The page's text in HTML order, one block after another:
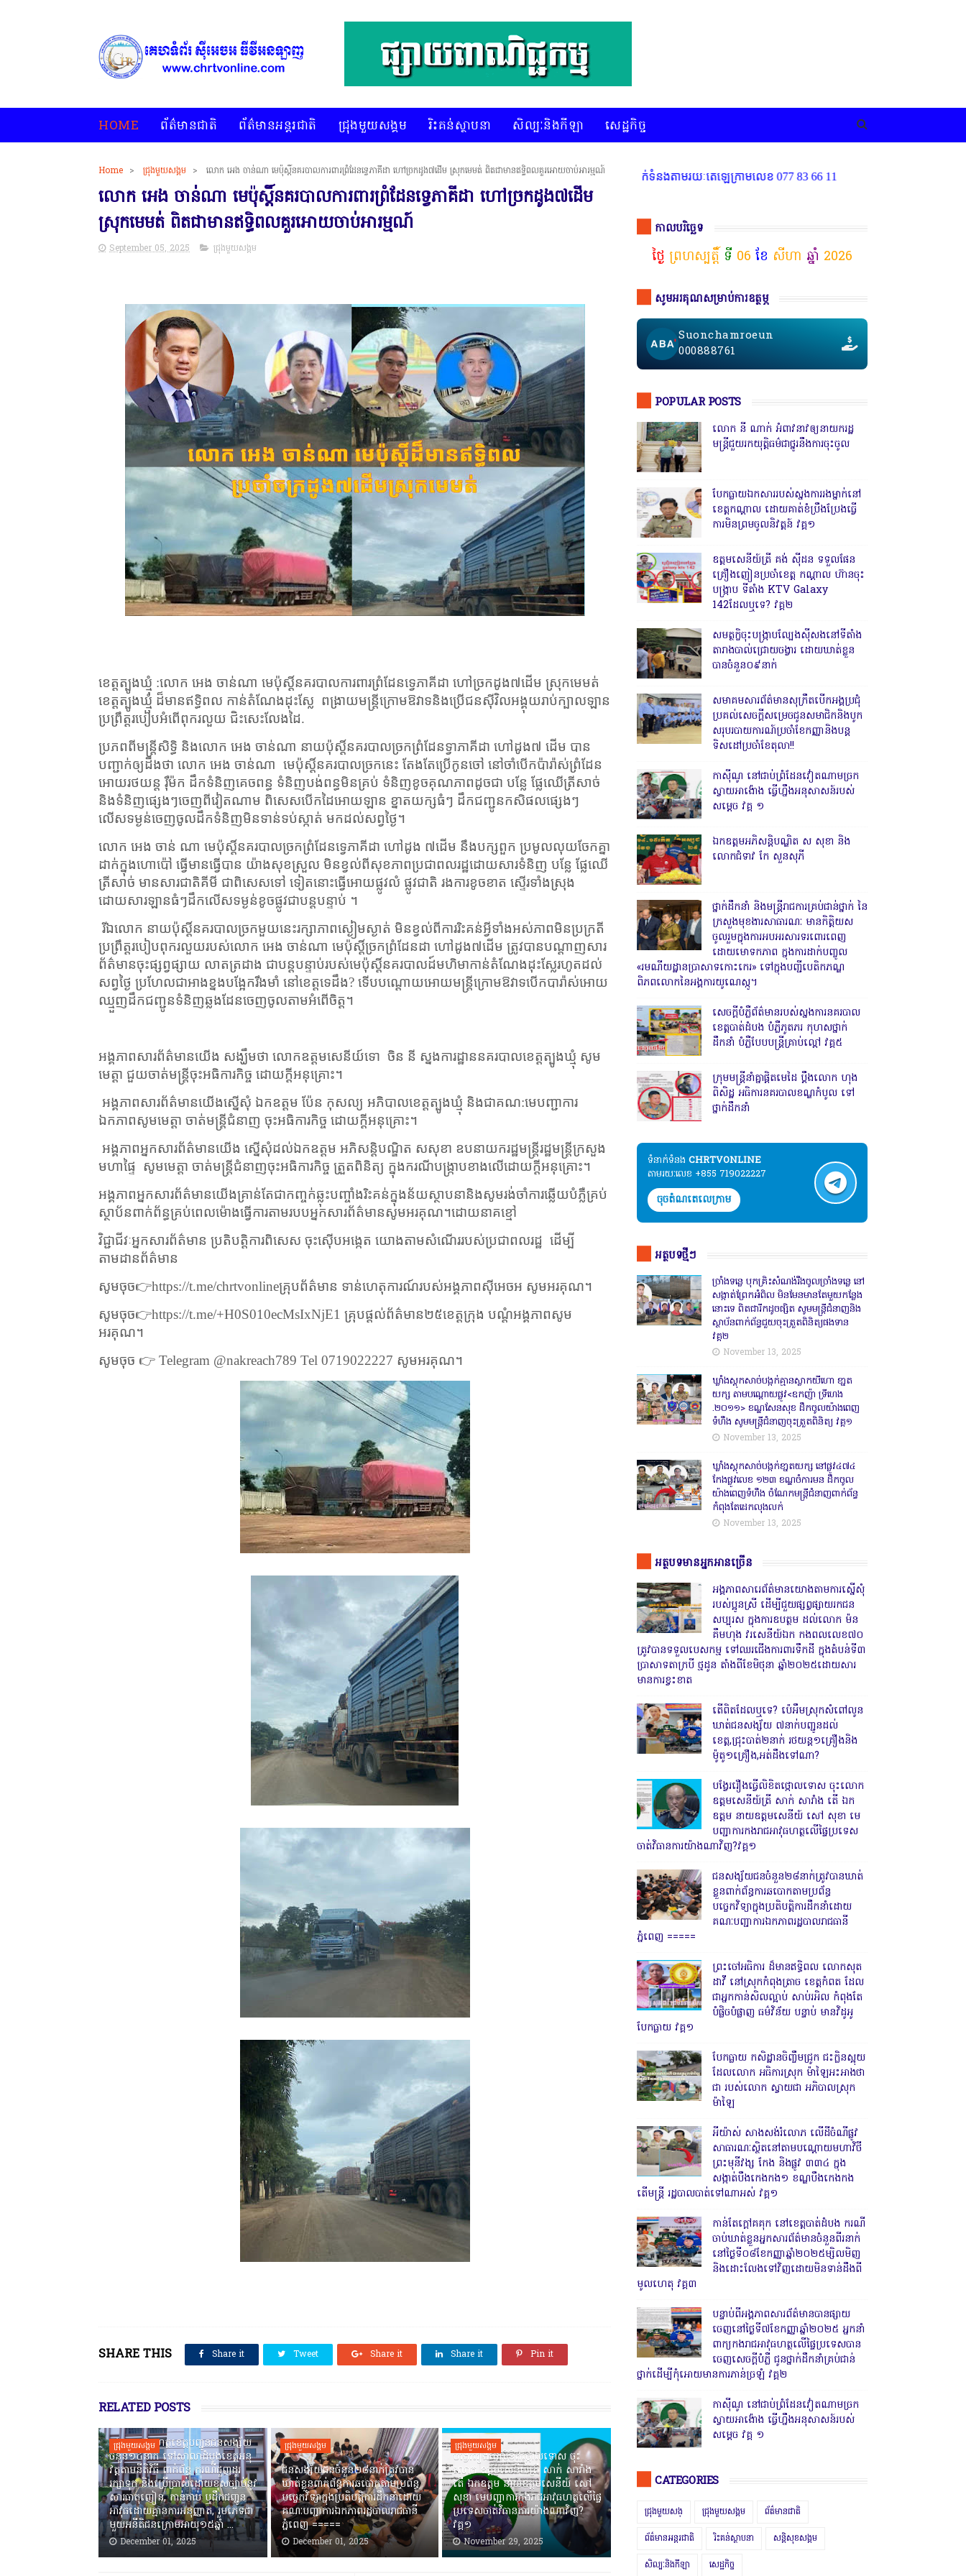
HOME ព័ត៌មានជាតិ ព័ត៌មានអន្តរជាតិ ជ្រុងមួយសង្គម រិះគន់ស្ថាបនា សិល្បៈនិងកីឡា សេដ្ឋកិច្ច
Home > ជ្រុងមួយសង្គម > លោក អេង ចាន់ណា មេប៉ុស្តិ៍នគរបាលការពារព្រំដែនទ្វេភាគីដា ហៅច្រកដូង៧ដើម ស្រុកមេមត់ ពិតជាមានឥទ្ធិពលគួរអោយចាប់អារម្មណ៍
លោក អេង ចាន់ណា មេប៉ុស្តិ៍នគរបាលការពារព្រំដែនទ្វេភាគីដា ហៅច្រកដូង៧ដើម
ស្រុកមេមត់ ពិតជាមានឥទ្ធិពលគួរអោយចាប់អារម្មណ៍
September 05, 2025 ជ្រុងមួយសង្គម
ខេត្តត្បូងឃ្មុំ :លោក អេង ចាន់ណា មេប៉ុស្តិ៍នគរបាលការពារព្រំដែនទ្វេភាគីដា ហៅច្រកដូង៧ដើម ស្រុកមេមត់
ខេត្តត្បូងឃ្មុំ ដ៏មានឥទ្ធិពល កាន់តំណែងដុះស្លែ ពង្រាយមន្រ្តីក្រោមឱវាទនិងប្រើជនស៊ីវិលអង្គុយរាប់ក្បាលឡាន
ប្រព្រឹត្តរបៀបអំពើពុករលួយ ជិះសេះលែងដៃ.
ប្រភពពីមន្ត្រីសិទ្ធិ និងលោក អេង ចាន់ណា នាយប៉ុស្តិ៍នគរបាលច្រកព្រំដែនទ្វាភាគីដា ហៅដូង៧ ដើម បាន
បញ្ជាក់ឲ្យដឹងថា លោក អេង ចាន់ណា មេប៉ុស្តិ៍នគរបាលច្រកនេះ តែងតែប្រើកូនចៅ នៅចាំបើកប៉ារ៉ាស់ព្រំដែន
អោយរថយន្ត រ៉ឺម៉ក ដឹកទំនិញគេចពន្ធ ទំនិញបង់ពន្ធមិនគ្រប់ ទំនិញខូចគុណភាពដូចជា បន្លែ ផ្លែឈើត្រីសាច់
និងទំនិញផ្សេងៗចេញពីវៀតណាម ពិសេសបើកដៃអោយឡាន ខ្នាតយក្សធំៗ ដឹកជញ្ជូនកសិផលផ្សេងៗ
លើសទម្ងន់ចេញចូលដឹកទំនិញមិនទាន់ទប់ស្កាត់ មកដល់សព្វថ្ងៃ។
លោក អេង ចាន់ ណា មេប៉ុស្តិ៍នគរបាលច្រកព្រំដែនទ្វេភាគីដា ហៅដូង ៧ដើម នឹងបក្សពួក ប្រមូលលុយចែកគ្នា
ដាក់ក្នុងហោប៉ៅ ធ្វើមានធ្វើបាន យ៉ាងសុខស្រួល មិនខ្វល់ពីសុខភាពប្រជាពលរដ្ឋដោយសារទំនិញ បន្លែ ផ្លែឈើ
ត្រីសាច់ មានសារជាតិគីមី ជាពិសេសទៅ ទៀតនោះធ្វើអោយផ្លូវលំ ផ្លូវជាតិ រងការខូចខាត ស្ទើរទាំងស្រុង
ដោយសារឡានធំៗដឹកលើសទម្ងន់ខូចផ្លូវជាបន្តបន្ទាប់ ។
រីឯលោក នាយប៉ុស្តិ៍នគរបាលច្រកមួយនេះរក្សាភាពស្ងៀមស្ងាត់ មិនខ្វល់ពីការរិះគន់អ្វីទាំងអស់ភាពមិនប្រក្រតី
ប្រព្រឹត្តរបៀបពុករលួយរបស់លោក អេង ចាន់ណា មេប៉ុស្តិ៍ច្រកព្រំដែនដា ហៅដូង៧ដើម ត្រូវបានបណ្ដាញសារ
ព័ត៌មានចុះផ្សព្វផ្សាយ លាតត្រដាង ជាបន្តបន្ទាប់របស់មេប៉ុស្ដិ៍នគរបាលដ៍មហិមាកាន់តំណែងដុះស្លែរហូតដល់
សព្វថ្ងៃ ប្រហែលជាអាងខ្នងបង្អែករឹងមាំ នៅខេត្តទេដឹង? ទើបបណ្ដោយអោយមន្រ្តីក្រោមឱវាទបើកបារ៉ាស់អោយ
ឈ្មួញដឹកជញ្ជូនទំនិញឆ្លងដែនចេញចូលតាមអំពើចិត្ត។
អង្គភាពសារព័ត៌មានយើង សង្ឃឹមថា​ លោកឧត្តមសេនីយ៍ទោ ចិន នី ស្នងការដ្ឋាននគរបាលខេត្តត្បូងឃ្មុំ សូម
មេត្តា ជួយចាត់មន្ត្រីចុះអធិការកិច្ច ដោយក្តីអនុគ្រោះ។
អង្គភាពសារព័ត៌មានយើង​ស្នើសុំ ឯកឧត្តម ប៉ែន កុសល្យ អភិបាលខេត្តត្បូងឃ្មុំ និងជាគណ:មេបញ្ជាការ
ឯកភាពសូមមេត្តា ចាត់មន្ត្រីជំនាញ ចុះអធិការកិច្ច ដោយក្តីអនុគ្រោះ។
អង្គភាពអ្នកសារព័ត៌មានយើង ស្នើសុំដល់ឯកឧត្តម អភិសន្តិបណ្ឌិត សសុខា ឧបនាយករដ្ឋមន្ត្រីរដ្ឋមន្ត្រីក្រសួង
មហាផ្ទៃ
សូមមេត្តា ចាត់មន្ត្រីជំនាញចុះអធិការកិច្ច ត្រួតពិនិត្យ ក្នុងករណីបង្ក្រាបខាងលើដោយក្តីអនុគ្រោះ។
អង្គភាពអ្នកសារព័ត៌មានយើងគ្រាន់តែជាកញ្ចក់ឆ្លុះបញ្ចាំងរិះគន់ក្នុងន័យស្ថាបនានិងសូមរង់ចាំការឆ្លើយបំភ្លឺគ្រប់
ស្ថាប័នពាក់ព័ន្ធគ្រប់ពេលម៉ោងធ្វើការតាមរបបអ្នកសារព័ត៌មានសូមអរគុណ។ដោយនាគខ្មៅ
វិជ្ជាជីវៈអ្នកសារព័ត៌មាន ប្រតិបត្តិការពិសេស ចុះស៊ើបអង្កេត យោងតាមសំណើររបស់ប្រជាពលរដ្ឋ ដើម្បី
តាមដានព័ត៌មាន
សូមចុច👉https://t.me/chrtvonlineគ្រុបព័ត៌មាន ទាន់ហេតុការណ៍របស់អង្គភាពស៊ីអេចអ សូមអរគុណ។
សូមចុច👉https://t.me/+H0S010ecMsIxNjE1 គ្រុបផ្តល់ព័ត៌មាន២៥ខេត្តក្រុង បណ្តំអង្គភាពសូម
អរគុណ។
សូមចុច 👉 Telegram @nakreach789 Tel 0719022227 សូមអរគុណ។
SHARE THIS Share it Tweet Share it Share it Pin it
RELATED POSTS
ជ្រុងមួយសង្គម
កងរាជឣាវុធហត្ថខេត្តបញ្ជូនជនសង្ស័យ
ចំនួន១៤នាក់ ទៅសាលាដំបូងខេត្តឣនុ
វត្តតាមនីតិវិធី ពាក់ព័ន្ធ ករណីជួញដូរ
រក្សាទុក និងប្រើប្រាស់ដោយខុសច្បាប់នូវ
សារធាតុញៀន, កាន់កាប់ ឬដឹកជញ្ជូន
អាវុធដោយគ្មានការអនុញ្ញាត, រួមភេទជា
មួយអនីតិជនក្រោមអាយុ១៥ឆ្នាំ ...
December 01, 2025
ជ្រុងមួយសង្គម
ជនសង្ស័យជនចំនួន២៨នាក់ត្រូវបាន
ឃាត់ខ្លួនពាក់ព័ន្ធការឆបោកតាមប្រព័ន្ធ
បច្ចេកវិទ្យាក្នុងប្រតិបត្តិការដឹកនាំដោយ
គណៈបញ្ជាការឯកភាពរដ្ឋបាលរាជធានី
ភ្នំពេញ ‎=====
December 01, 2025
ជ្រុងមួយសង្គម
បង្វែររឿងធ្វើលិខិតថ្កោលទោស ចុះ
លោក ឧត្តមសេនីយ៍ត្រី សាក់ សារាំង
តើ ឯកឧត្តម នាយឧត្តមសេនីយ៍ សៅ
សុខា មេបញ្ជាការកងរាជអាវុធហត្ថលើផ្ទៃ
ប្រទេសចាត់វិធានការយ៉ាងណាវិញ?
វគ្គ១
November 29, 2025
ធីវីអនឡាញ ជាព័ត៌មានពិត រហ័ស អព្យាក្រឹត និងរៀបចំ ជ្រើសរើស ក្រុមការងារ នៅតាមបណ្តាលរាជធានី ខេត្ត មានចំណាប់អារម្មណ៍ សូមទំនាក់ទំនងតាមរយៈតេឡេក្រាមលេខ 077 83 66 11
កាលបរិច្ឆេទ
ថ្ងៃ ព្រហស្បត្តិ៍ ទី 06 ខែ សីហា ឆ្នាំ 2026
សូមអរគុណសម្រាប់ការឧត្ថម្ភ
Suonchamroeun
000888761
POPULAR POSTS
លោក នី ណាក់ អំពាវនាវឲ្យនាយករដ្ឋ
មន្ត្រីជួយរកយុត្តិធម៌ជាថ្នូរនឹងការចុះចូល
បែកធ្លាយឯកសាររបស់ស្នងការរងម្នាក់នៅ
ខេត្តកណ្ដាល ដោយគាត់ខំប្រឹងប្រែងធ្វើ
ការមិនព្រមចូលនិវត្តន៍ វគ្គ១
ឧត្តមសេនីយ៍ត្រី គង់ ស៊ីដន ទទួលផែន
គ្រឿងញៀនប្រចាំខេត្ត កណ្តាល ហ៊ានចុះ
បង្ក្រាប ទីតាំង KTV Galaxy
142ដែលឬទេ? វគ្គ២
សមត្ថកិ្ចចុះបង្ក្រាបល្បែងស៊ីសងនៅទីតាំង
តារាងបាល់ជ្រោយចង្វារ ដោយឃាត់ខ្លួន
បានចំនួន០៩នាក់
សមាគមសារព័ត៌មានសុក្រឹតបើកអង្គប្រជុំ
ប្រគល់សេចក្តីសម្រេចជូនសមាជិកនិងបូក
សរុបរបាយការណ៍ប្រចាំខែកញ្ញានិងបន្ត
ទិសដៅប្រចាំខែតុលា!!
កាសុីណូ នៅជាប់ព្រំដែនវៀតណាមច្រក
ស្វាយអាង៉ោង ធ្វើហ្នឹងអនុសាសន៍របស់
សម្ដេច វគ្គ ១
ឯកឧត្តមអភិសន្តិបណ្ឌិត ស សុខា និង
លោកជំទាវ កែ សួនសុភី
ថ្នាក់ដឹកនាំ និងមន្ត្រីរាជការគ្រប់ជាន់ថ្នាក់ នៃ
ក្រសួងមុខងារសាធារណៈ មានកិត្តិយស
ចូលរួមក្នុងការអបអរសារទរពោរពេញ
ដោយមោទកភាព ក្នុងការដាក់បញ្ចូល
«រមណីយដ្ឋានប្រាសាទកោះកេរ» ទៅក្នុងបញ្ជីបេតិកភណ្ឌ
ពិភពលោកនៃអង្គការយូណេស្កូ។
សេចក្តីបំភ្លឺព័ត៌មានរបស់ស្នងការនគរបាល
ខេត្តបាត់ដំបង បំភ្លឺភូតភរ កុហសថ្នាក់
ដឹកនាំ បំភ្លឺបែបបន្ត្រីគ្រាប់ល្ពៅ វគ្គ៥
ក្រុមមន្ត្រីនាំគ្នាផ្ដិតមេដៃ ប្ដឹងលោក ហុង
ពិសិដ្ឋ អធិការនគរបាលខណ្ឌកំបូល ទៅ
ថ្នាក់ដឹកនាំ
ទំនាក់ទំនង​​ CHRTVONLINE
តាមរយៈលេខ +855 719022227
ចុចតំណតេលេក្រាម
អត្ថបទថ្មីៗ
ច្រាំងទន្លេ បុកគ្រិះសំណង់រឹងចូលច្រាំងទន្លេ នៅ
សង្កាត់ព្រែកអំពិល មិនមែនមានតែមួយកន្លែង
នោះទេ ពិតជារីកដូចផ្សិត សូមមន្ត្រីជំនាញនិង
ស្ថាប័នពាក់ព័ន្ធជួយចុះត្រួតពិនិត្យផងទាន
វគ្គ២
November 13, 2025
ឃ្លាំងស្តុកសាច់បង្កក់គ្មានស្លាកយីហោ ខា្នត
យក្ស តាមបណ្តោយផ្លូវ<ឧកញ៉ា ទ្រីហេង
.២០១១> ខណ្ឌសែនសុខ ដឹកចូលយ៉ាងពេញ
ទំហឹង សូមមន្ត្រីជំនាញចុះត្រួតពិនិត្យ វគ្គ១
November 13, 2025
ឃ្លាំងស្តុកសាច់បង្កក់ខា្នតយក្ស នៅផ្លូវ៤៧៤
កែងផ្លូវលេខ ១២៣ ខណ្ឌចំការមន ដឹកចូល
យ៉ាងពេញទំហឹង ចំណែកមន្ត្រីជំនាញពាក់ព័ន្ធ
កំពុងតែដេកលុងលក់
November 13, 2025
អត្ថបទមានអ្នកអានច្រើន
អង្គភាពសារេព័ត៌មានយោងតាមការស្នើសុំ
របស់ប្អូនស្រី ដើម្បីជួយផ្សព្វផ្សាយរកជន
សប្បុរស ក្នុងការឧបត្ថម ដល់លោក ម៉ន
គឹមហុង វរសេនីយ៍ឯក កងពលលេខ៧០
ត្រូវបានទទួលបេសកម្ម ទៅឈរជើងការពារទឹកដី ក្នុងតំបន់ទី៣
ប្រាសាទតាក្របី ថ្មដូន តាំងពីខែមិថុនា ឆ្នាំ២០២៥ដោយសារ
មានការខ្វះខាត
តើពិតដែលឬទេ? ប៉េអឹមស្រុកសំពៅលូន
ឃាត់ជនសង្ស័យ ៧នាក់បញ្ជូនដល់
ខេត្ត,ជ្រុះបាត់២នាក់ រថយន្ត១គ្រឿងនិង
ម៉ូតូ១គ្រឿង,អត់ដឹងទៅណា?
បង្វែររឿងធ្វើលិខិតថ្កោលទោស ចុះលោក
ឧត្តមសេនីយ៍ត្រី សាក់ សារាំង តើ ឯក
ឧត្តម នាយឧត្តមសេនីយ៍ សៅ សុខា មេ
បញ្ជាការកងរាជអាវុធហត្ថលើផ្ទៃប្រទេស
ចាត់វិធានការយ៉ាងណាវិញ?វគ្គ១
ជនសង្ស័យជនចំនួន២៨នាក់ត្រូវបានឃាត់
ខ្លួនពាក់ព័ន្ធការឆបោកតាមប្រព័ន្ធ
បច្ចេកវិទ្យាក្នុងប្រតិបត្តិការដឹកនាំដោយ
គណៈបញ្ជាការឯកភាពរដ្ឋបាលរាជធានី
ភ្នំពេញ ‎=====
ព្រះចៅអធិការ ដ៏មានឥទ្ធិពល លោកសុត
ដាវី នៅស្រុកកំពុងត្រាច ខេត្តកំពត ដែល
ជាអ្នកកាន់សិលល្អាប់ សាប់រអិល កំពុងតែ
បំផ្លិចបំផ្លាញ ធម៌វិន័យ បន្ទាប់ មានវិដូអូ
បែកធ្លាយ វគ្គ១
បែកធ្លាយ កសិដ្ឋានចិញ្ចឹមជ្រូក ជះក្លិនស្អុយ
ដែលលោក អធិការស្រុក ម៉ាឡៃអះអាងថា
ជា របស់លោក ស្វាយជា អភិបាលស្រុក
ម៉ាឡៃ
អីយ៉ាស់ សាងសង់រំលោភ លើដីចំណីផ្លូវ
សាធារណៈស្ថិតនៅតាមបណ្ដោយមហាវិថី
ព្រះមុនីវង្ស កែង និងផ្លូវ ៣៣៤ ក្នុង
សង្កាត់បឹងកេងកង១ ខណ្ឌបឹងកេងកង
តើមន្ត្រី រដ្ឋបាលបាត់ទៅណាអស់ វគ្គ១
កាន់តែក្តៅគគុក នៅខេត្តបាត់ដំបង ករណី
ចាប់ឃាត់ខ្លួនអ្នកសារព័ត៌មានចំនួនពីរនាក់
នៅថ្ងៃទី០៨ខែកញ្ញាឆ្នាំ២០២៥ម្សិលមិញ
និងដោះលែងទៅវិញដោយមិនទាន់ដឹងពី
មូលហេតុ វគ្គ៣
បន្ទាប់ពីអង្គភាពសារព័ត៌មានបានផ្សាយ
ចេញនៅថ្ងៃទី៧ខែកញ្ញាឆ្នាំ២០២៥ អ្នកនាំ
ពាក្យកងរាជអាវុធហត្ថលើផ្ទៃប្រទេសបាន
ចេញសេចក្តីបំភ្លឺ ជូនថ្នាក់ដឹកនាំគ្រប់ជាន់
ថ្នាក់ដើម្បីកុំអោយមានការភាន់ច្រឡំ វគ្គ២
កាសុីណូ នៅជាប់ព្រំដែនវៀតណាមច្រក
ស្វាយអាង៉ោង ធ្វើហ្នឹងអនុសាសន៍របស់
សម្ដេច វគ្គ ១
CATEGORIES
ជ្រុងមួយសង្ ជ្រុងមួយសង្គម ព័ត៌មានជាតិ
ព័ត៌មានអន្តរជាតិ រិះគន់ស្ថាបនា សន្តិសុខសង្គម
សិល្បៈនិងកីឡា សេដ្ឋកិច្ច